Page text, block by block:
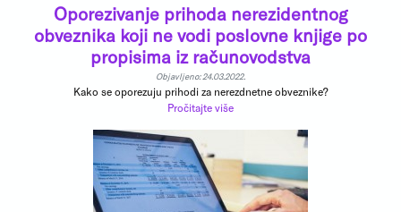
Oporezivanje prihoda nerezidentnog
obveznika koji ne vodi poslovne knjige po
propisima iz računovodstva
Objavljeno: 24.03.2022.
Kako se oporezuju prihodi za nerezdnetne obveznike?
Pročitajte više